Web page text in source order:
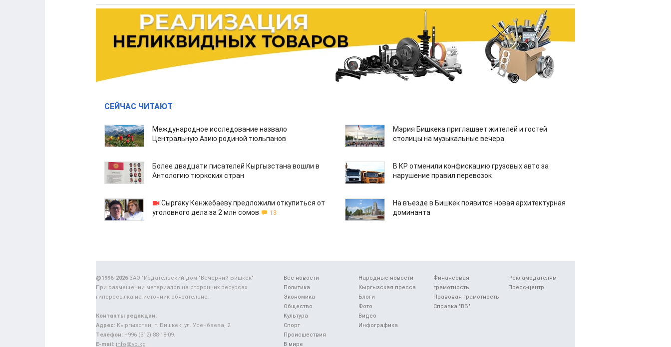
СЕЙЧАС ЧИТАЮТ
Международное исследование назвало
Центральную Азию родиной тюльпанов
Мэрия Бишкека приглашает жителей и гостей
столицы на музыкальные вечера
Более двадцати писателей Кыргызстана вошли в
Антологию тюркских стран
В КР отменили конфискацию грузовых авто за
нарушение правил перевозок
Сыргаку Кенжебаеву предложили откупиться от
уголовного дела за 2 млн сомов
13
На въезде в Бишкек появится новая архитектурная
доминанта
Все новости
Политика
Экономика
Общество
Культура
Спорт
Происшествия
В мире
Народные новости
Кыргызская пресса
Блоги
Фото
Видео
Инфографика
Финансовая
грамотность
Правовая грамотность
Справка "ВБ"
Рекламодателям
Пресс-центр
@1996-2026ЗАО "Издательский дом "Вечерний Бишкек"
При размещении материалов на сторонних ресурсах
гиперссылка на источник обязательна.
Контакты редакции:
Адрес: Кыргызстан, г. Бишкек, ул. Усенбаева, 2.
Телефон: +996 (312) 88-18-09.
E-mail: info@vb.kg